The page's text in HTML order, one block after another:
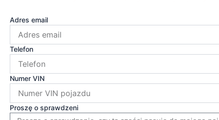
Adres email
Telefon
Numer VIN
Proszę o sprawdzeni